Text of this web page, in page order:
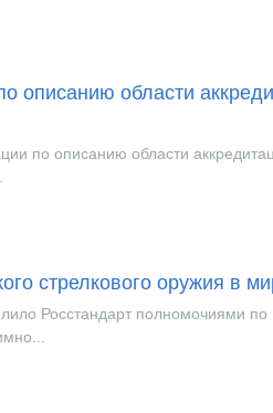
описанию области
по описанию области
стрелкового оружия в
Росстандарт полномочиями по